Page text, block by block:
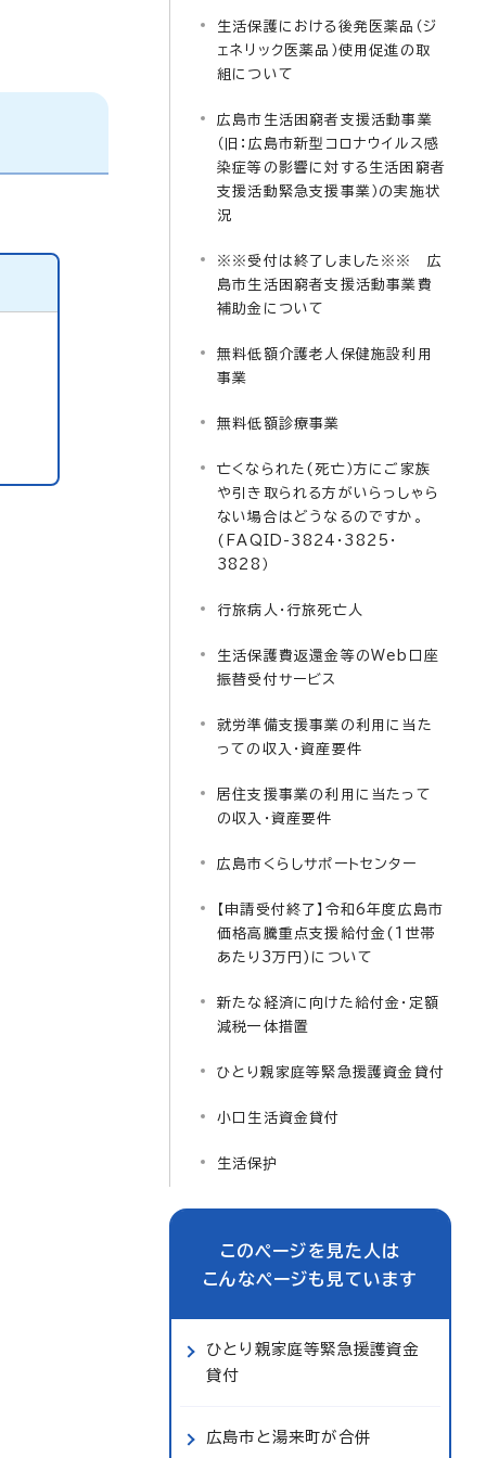
生活保護における後発医薬品（ジ
ェネリック医薬品）使用促進の取
組について
広島市生活困窮者支援活動事業
（旧：広島市新型コロナウイルス感
染症等の影響に対する生活困窮者
支援活動緊急支援事業）の実施状
況
※※受付は終了しました※※ 広
島市生活困窮者支援活動事業費
補助金について
無料低額介護老人保健施設利用
事業
無料低額診療事業
亡くなられた(死亡）方にご家族
や引き取られる方がいらっしゃら
ない場合はどうなるのですか。
(FAQID-3824・3825・
3828）
行旅病人・行旅死亡人
生活保護費返還金等のWeb口座
振替受付サービス
就労準備支援事業の利用に当た
っての収入・資産要件
居住支援事業の利用に当たって
の収入・資産要件
広島市くらしサポートセンター
【申請受付終了】令和6年度広島市
価格高騰重点支援給付金(1世帯
あたり3万円)について
新たな経済に向けた給付金・定額
減税一体措置
ひとり親家庭等緊急援護資金貸付
小口生活資金貸付
生活保护
このページを見た人は
こんなページも見ています
ひとり親家庭等緊急援護資金
貸付
広島市と湯来町が合併